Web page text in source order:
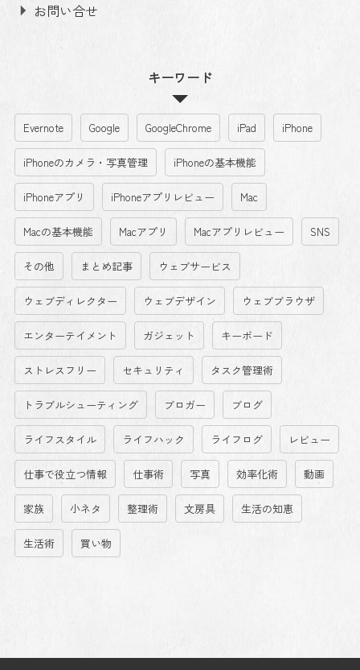
お問い合せ
キーワード
Evernote Google GoogleChrome iPad iPhone
iPhoneのカメラ・写真管理 iPhoneの基本機能
iPhoneアプリ iPhoneアプリレビュー Mac
Macの基本機能 Macアプリ Macアプリレビュー SNS
その他 まとめ記事 ウェブサービス
ウェブディレクター ウェブデザイン ウェブブラウザ
エンターテイメント ガジェット キーボード
ストレスフリー セキュリティ タスク管理術
トラブルシューティング ブロガー ブログ
ライフスタイル ライフハック ライフログ レビュー
仕事で役立つ情報 仕事術 写真 効率化術 動画
家族 小ネタ 整理術 文房具 生活の知恵
生活術 買い物